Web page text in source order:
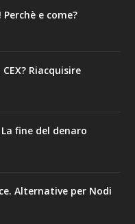
e come?
Riacquisire
fine del denaro
Alternative per Nodi